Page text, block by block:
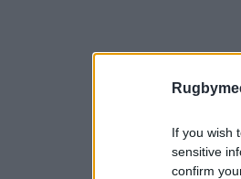
If you wish
sensitive
confirm